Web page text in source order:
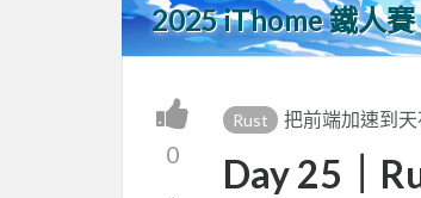
2025 iThome 鐵人賽
0
Rust 把前端加速到
Day 25｜